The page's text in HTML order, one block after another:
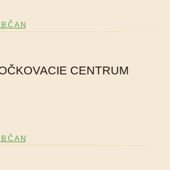
Č A N
CENTRUM
Č A N